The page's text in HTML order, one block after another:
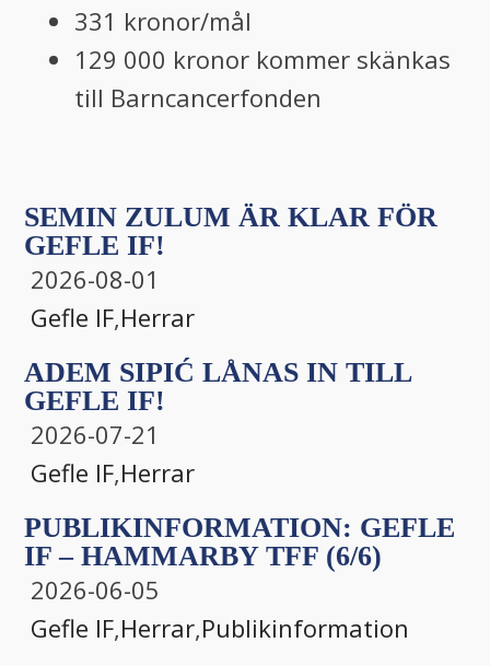
331 kronor/mål
129 000 kronor kommer skänkas
till Barncancerfonden
SEMIN ZULUM ÄR KLAR FÖR
GEFLE IF!
2026-08-01
Gefle IF,Herrar
ADEM SIPIĆ LÅNAS IN TILL
GEFLE IF!
2026-07-21
Gefle IF,Herrar
PUBLIKINFORMATION: GEFLE
IF – HAMMARBY TFF (6/6)
2026-06-05
Gefle IF,Herrar,Publikinformation